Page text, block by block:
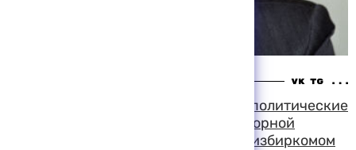
Александр Вешняков предостерег политические
партии от начала ведения предвыборной
агитации до их регистрации Центризбиркомом